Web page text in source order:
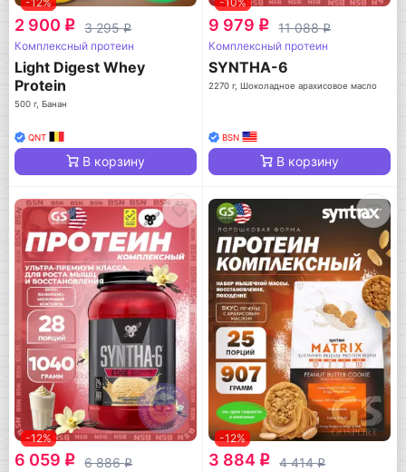
2 900 q 3 295q
Комплексный протеин
Light Digest Whey
Protein
500 г, Банан
QNT
В корзину
9 979 q 11 088q
Комплексный протеин
SYNTHA-6
2270 г, Шоколадное арахисовое масло
BSN
В корзину
-12%
6 059 q 6 886q
-12%
3 884 q 4 414q